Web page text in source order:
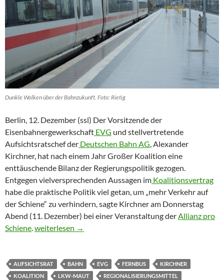
Dunkle Wolken über der Bahnzukunft. Foto: Rietig
Berlin, 12. Dezember (ssl) Der Vorsitzende der
Eisenbahnergewerkschaft EVG und stellvertretende
Aufsichtsratschef der Deutschen Bahn AG, Alexander
Kirchner, hat nach einem Jahr Großer Koalition eine
enttäuschende Bilanz der Regierungspolitik gezogen.
Entgegen vielversprechenden Aussagen im Koalitionsvertrag
habe die praktische Politik viel getan, um „mehr Verkehr auf
der Schiene“ zu verhindern, sagte Kirchner am Donnerstag
Abend (11. Dezember) bei einer Veranstaltung derAllianz pro
Schiene.Bahnpolitik nach dem Motto: „Links blinken, rechts
weiterlesen →
AUFSICHTSRAT BAHN EVG FERNBUS
KIRCHNER
KOALITION
LKW-MAUT
REGIONALISIERUNGSMITTEL